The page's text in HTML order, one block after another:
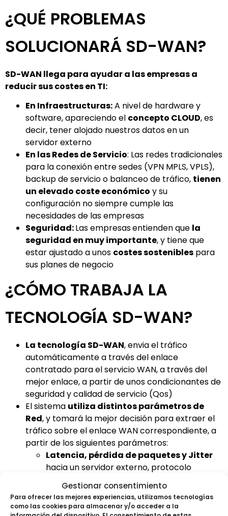
Gestionar consentimiento
Para ofrecer las mejores experiencias, utilizamos tecnologías
como las cookies para almacenar y/o acceder a la
¿QUÉ PROBLEMAS
SOLUCIONARÁ SD-WAN?
SD-WAN llega para ayudar a las empresas a
reducir sus costes en TI:
En Infraestructuras:A nivel de hardware y
software, apareciendo el concepto CLOUD, es
decir, tener alojado nuestros datos en un
servidor externo
En las Redes de Servicio: Las redes tradicionales
para la conexión entre sedes (VPN MPLS, VPLS),
backup de servicio o balanceo de tráfico, tienen
un elevado coste económico y su
configuración no siempre cumple las
necesidades de las empresas
Seguridad:Las empresasentienden que la
seguridad en muy importante, y tiene que
estar ajustado a unos costes sostenibles para
sus planes de negocio
¿CÓMO TRABAJA LA
TECNOLOGÍA SD-WAN?
La tecnología SD-WAN, envia el tráfico
automáticamente a través del enlace
contratado para el servicio WAN, a través del
mejor enlace, a partir de unos condicionantes de
seguridad y calidad de servicio (Qos)
El sistema utiliza distintos parámetros de
Red, y tomará la mejor decisión para extraer el
tráfico sobre el enlace WAN correspondiente, a
partir de los siguientes parámetros:
Latencia, pérdida de paquetes y Jitter
hacia un servidor externo, protocolo
% de uso de enlace
, número de sesiones
por enlace